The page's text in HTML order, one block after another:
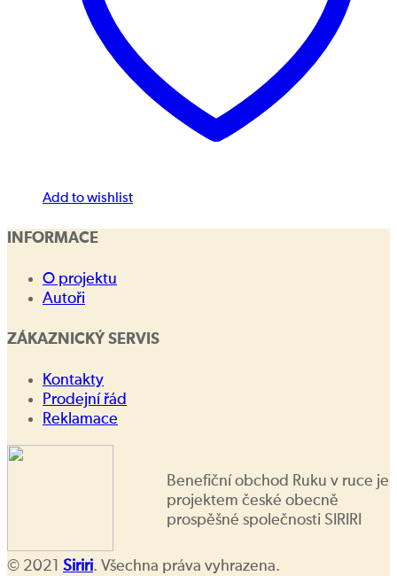
Add to wishlist
INFORMACE
O projektu
Autoři
ZÁKAZNICKÝ SERVIS
Kontakty
Prodejní řád
Reklamace
Benefiční obchod Ruku v ruce je
projektem české obecně
prospěšné společnosti SIRIRI
© 2021 Siriri. Všechna práva vyhrazena.